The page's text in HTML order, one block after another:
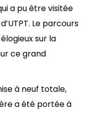
a pu être visitée
Le parcours
sur la
ce grand
à neuf totale,
a été portée à